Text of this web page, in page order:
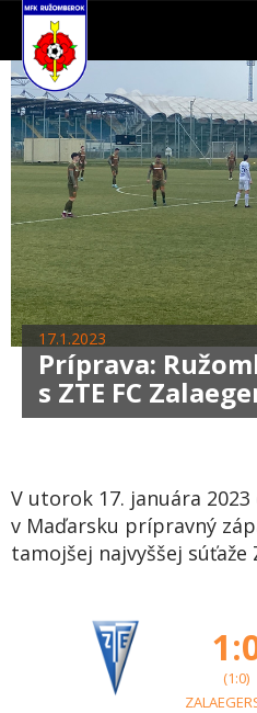
17.1.2023
Príprava:
s ZTE FC
V utorok 17. januára
v Maďarsku prípravný
tamojšej najvyššej súťaže
(1:0)